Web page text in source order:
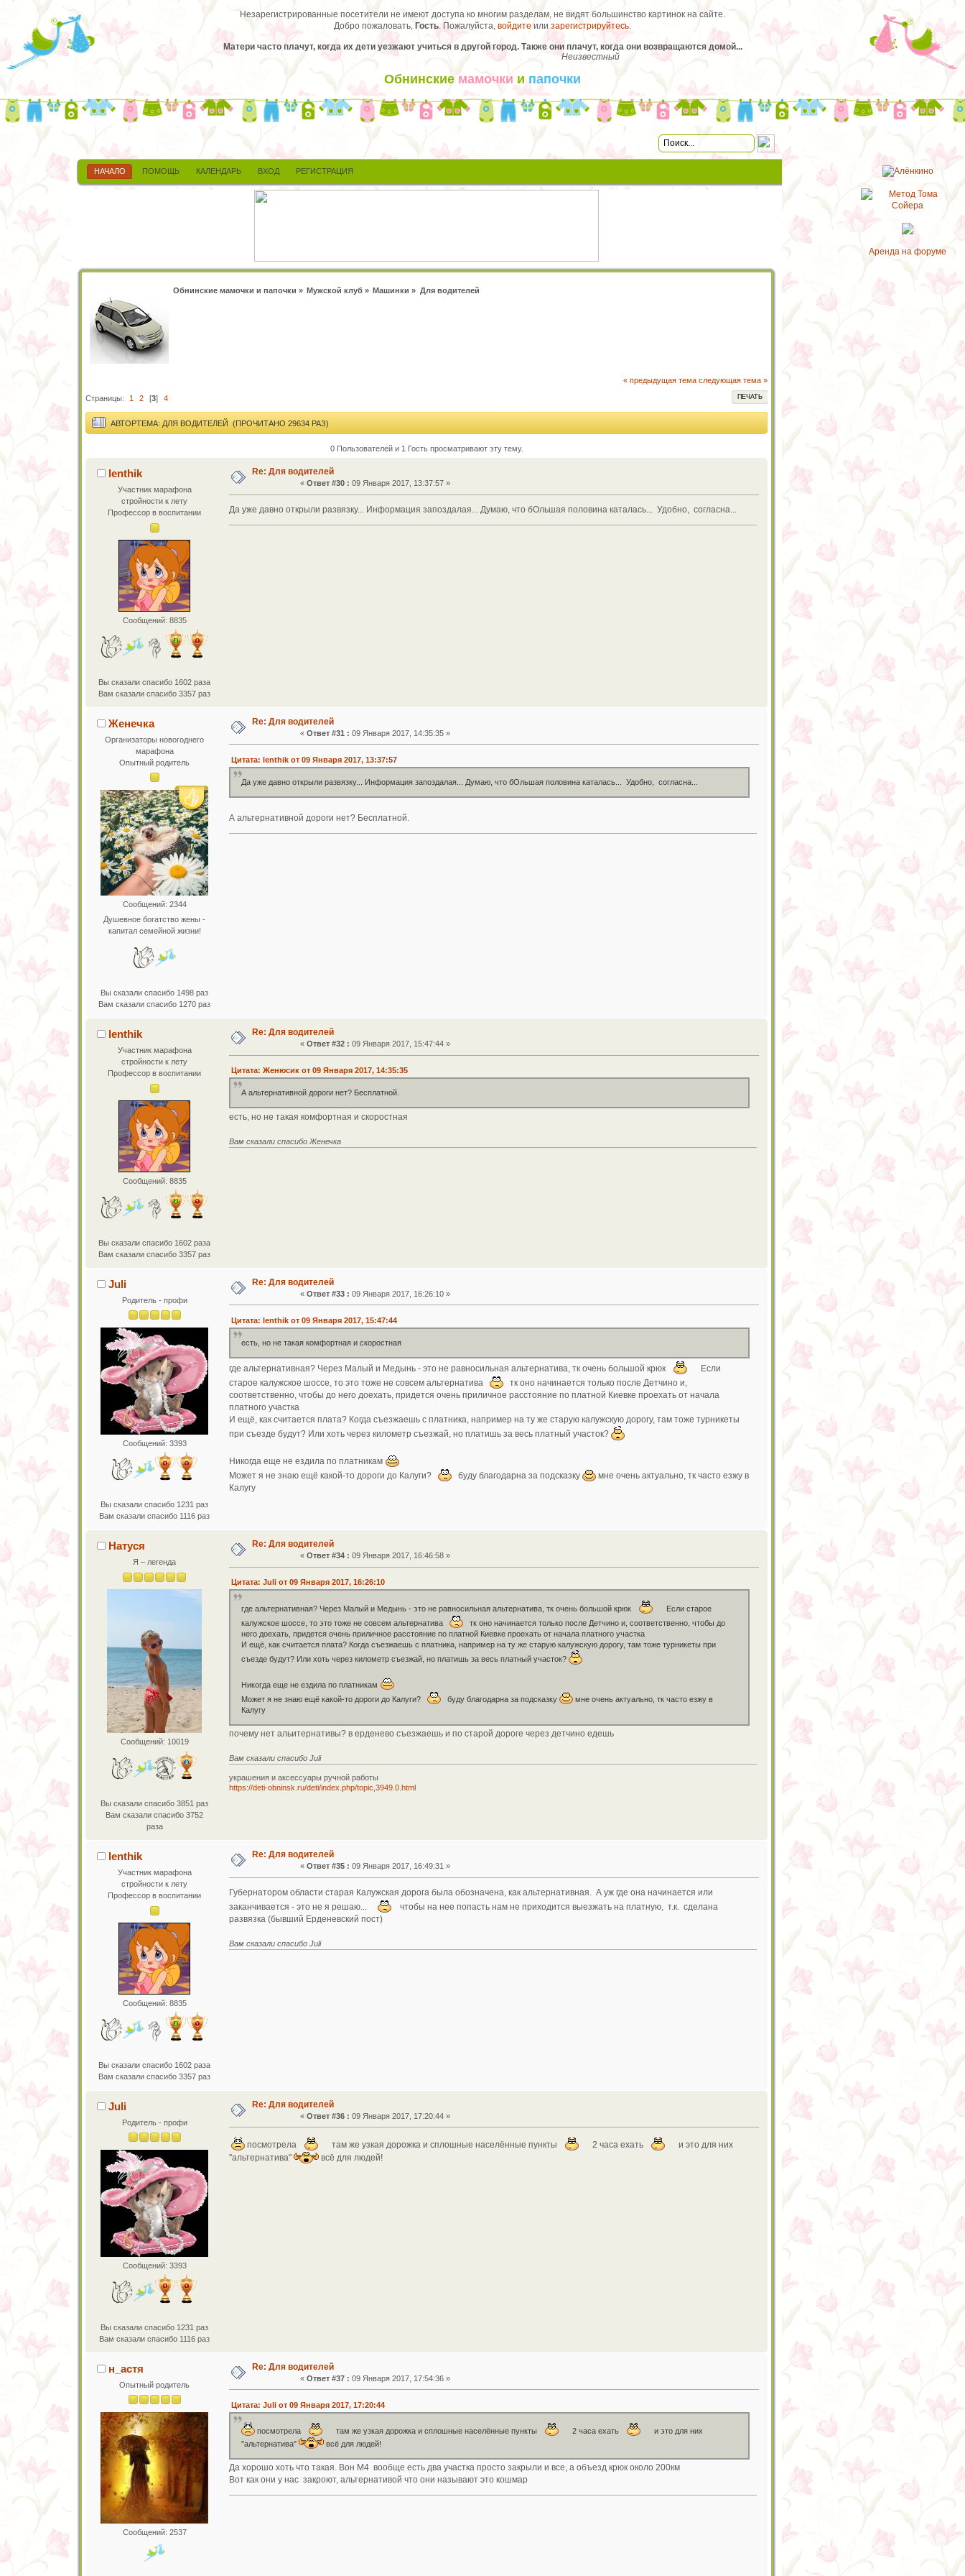
Незарегистрированные посетители не имеют доступа ко многим разделам, не видят большинство картинок на сайте.
Добро пожаловать, Гость. Пожалуйста, войдите илизарегистрируйтесь.
Матери часто плачут, когда их дети уезжают учиться в другой город. Также они плачут, когда они возвращаются домой...
Неизвестный
Обнинские мамочки ипапочки
НАЧАЛО ПОМОЩЬ КАЛЕНДАРЬ ВХОД РЕГИСТРАЦИЯ
Обнинские мамочки и папочки » Мужской клуб» Машинки » Для водителей
« предыдущая тема следующая тема »
ПЕЧАТЬ
Страницы: 1 2 [3] 4
АВТОРТЕМА: ДЛЯ ВОДИТЕЛЕЙ (ПРОЧИТАНО 29634 РАЗ)
0 Пользователей и 1 Гость просматривают эту тему.
lenthik
Участник марафона
стройности к лету
Профессор в воспитании
Сообщений: 8835
Вы сказали спасибо 1602 раза
Вам сказали спасибо 3357 раз
Re: Для водителей
« Ответ #30 : 09 Января 2017, 13:37:57 »
Да уже давно открыли развязку... Информация запоздалая... Думаю, что бОльшая половина каталась... Удобно, согласна...
Женечка
Организаторы новогоднего
марафона
Опытный родитель
Сообщений: 2344
Душевное богатство жены -
капитал семейной жизни!
Вы сказали спасибо 1498 раз
Вам сказали спасибо 1270 раз
Re: Для водителей
« Ответ #31 : 09 Января 2017, 14:35:35 »
Цитата: lenthik от 09 Января 2017, 13:37:57
Да уже давно открыли развязку... Информация запоздалая... Думаю, что бОльшая половина каталась... Удобно, согласна...
А альтернативной дороги нет? Бесплатной.
lenthik
Участник марафона
стройности к лету
Профессор в воспитании
Сообщений: 8835
Вы сказали спасибо 1602 раза
Вам сказали спасибо 3357 раз
Re: Для водителей
« Ответ #32 : 09 Января 2017, 15:47:44 »
Цитата: Женюсик от 09 Января 2017, 14:35:35
А альтернативной дороги нет? Бесплатной.
есть, но не такая комфортная и скоростная
Вам сказали спасибо Женечка
Juli
Родитель - профи
Сообщений: 3393
Вы сказали спасибо 1231 раз
Вам сказали спасибо 1116 раз
Re: Для водителей
« Ответ #33 : 09 Января 2017, 16:26:10 »
Цитата: lenthik от 09 Января 2017, 15:47:44
есть, но не такая комфортная и скоростная
где альтернативная? Через Малый и Медынь - это не равносильная альтернатива, тк очень большой крюк
Если
старое калужское шоссе, то это тоже не совсем альтернатива
тк оно начинается только после Детчино и,
соответственно, чтобы до него доехать, придется очень приличное расстояние по платной Киевке проехать от начала
платного участка
И ещё, как считается плата? Когда съезжаешь с платника, например на ту же старую калужскую дорогу, там тоже турникеты
при съезде будут? Или хоть через километр съезжай, но платишь за весь платный участок?
Никогда еще не ездила по платникам
Может я не знаю ещё какой-то дороги до Калуги?
буду благодарна за подсказку
мне очень актуально, тк часто езжу в
Калугу
Натуся
Я – легенда
Сообщений: 10019
Вы сказали спасибо 3851 раз
Вам сказали спасибо 3752
раза
Re: Для водителей
« Ответ #34 : 09 Января 2017, 16:46:58 »
Цитата: Juli от 09 Января 2017, 16:26:10
где альтернативная? Через Малый и Медынь - это не равносильная альтернатива, тк очень большой крюк
Если старое
калужское шоссе, то это тоже не совсем альтернатива
тк оно начинается только после Детчино и, соответственно, чтобы до
него доехать, придется очень приличное расстояние по платной Киевке проехать от начала платного участка
И ещё, как считается плата? Когда съезжаешь с платника, например на ту же старую калужскую дорогу, там тоже турникеты при
съезде будут? Или хоть через километр съезжай, но платишь за весь платный участок?
Никогда еще не ездила по платникам
Может я не знаю ещё какой-то дороги до Калуги?
буду благодарна за подсказку
мне очень актуально, тк часто езжу в
Калугу
почему нет альитернативы? в ерденево съезжаешь и по старой дороге через детчино едешь
Вам сказали спасибо Juli
украшения и аксессуары ручной работы
https://deti-obninsk.ru/deti/index.php/topic,3949.0.html
lenthik
Участник марафона
стройности к лету
Профессор в воспитании
Сообщений: 8835
Вы сказали спасибо 1602 раза
Вам сказали спасибо 3357 раз
Re: Для водителей
« Ответ #35 : 09 Января 2017, 16:49:31 »
Губернатором области старая Калужская дорога была обозначена, как альтернативная. А уж где она начинается или
заканчивается - это не я решаю...
чтобы на нее попасть нам не приходится выезжать на платную, т.к. сделана
развязка (бывший Ерденевский пост)
Вам сказали спасибо Juli
Juli
Родитель - профи
Сообщений: 3393
Вы сказали спасибо 1231 раз
Вам сказали спасибо 1116 раз
Re: Для водителей
« Ответ #36 : 09 Января 2017, 17:20:44 »
посмотрела там же узкая дорожка и сплошные населённые пункты 2 часа ехать
и это для них
"альтернатива"
всё для людей!
н_астя
Опытный родитель
Сообщений: 2537
Re: Для водителей
« Ответ #37 : 09 Января 2017, 17:54:36 »
Цитата: Juli от 09 Января 2017, 17:20:44
посмотрела там же узкая дорожка и сплошные населённые пункты 2 часа ехать
и это для них
"альтернатива"
всё для людей!
Да хорошо хоть что такая. Вон М4 вообще есть два участка просто закрыли и все, а объезд крюк около 200км
Вот как они у нас закроют, альтернативой что они называют это кошмар
Аренда на форуме